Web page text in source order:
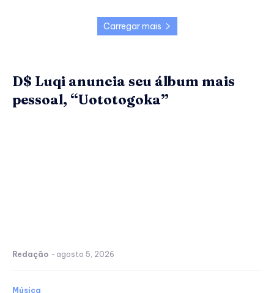
Carregar mais
D$ Luqi anuncia seu álbum mais
pessoal, “Uototogoka”
Redação - agosto 5, 2026
Música